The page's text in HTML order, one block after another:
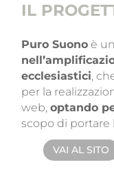
IL
Puro Suono è
ecclesiastici,
per la
web,optando
scopo di portare
VAI AL SITO